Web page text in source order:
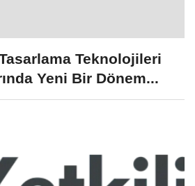
Teknolojileri
Yeni Bir Dönem...